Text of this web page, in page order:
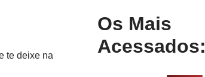
te deixe na
Os Mais
Acessados: